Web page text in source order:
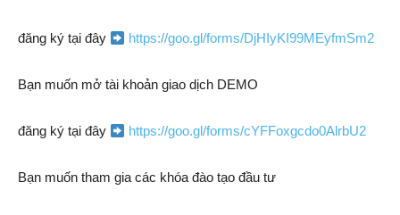
đăng ký tại đây https://goo.gl/forms/DjHIyKI99MEyfmSm2
Bạn muốn mở tài khoản giao dịch DEMO
đăng ký tại đây https://goo.gl/forms/cYFFoxgcdo0AlrbU2
Bạn muốn tham gia các khóa đào tạo đầu tư